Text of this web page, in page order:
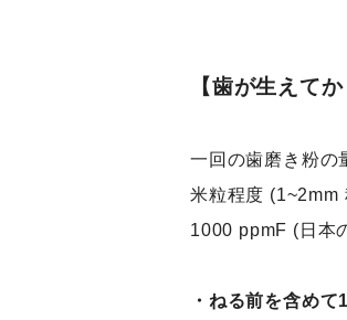
【歯が生えてか
一回の歯磨き粉の
米粒程度 (1~2mm
1000 ppmF (日本
・ねる前を含め